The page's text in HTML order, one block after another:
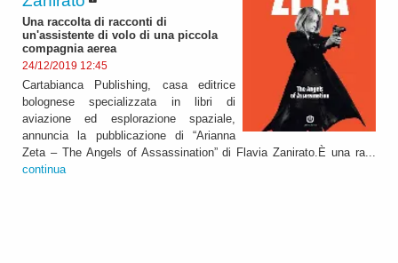
Una raccolta di racconti di
un'assistente di volo di una piccola
compagnia aerea
24/12/2019 12:45
Cartabianca Publishing, casa editrice
bolognese specializzata in libri di
aviazione ed esplorazione spaziale,
annuncia la pubblicazione di “Arianna
Zeta – The Angels of Assassination” di Flavia Zanirato.È una ra...
continua